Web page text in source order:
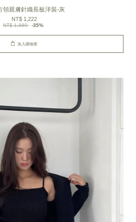
領親膚針織長板洋裝-灰
NT$ 1,222
NT$ 1,880 -35%
加入購物車